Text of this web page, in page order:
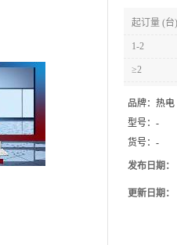
起订量 (台)
1-2
≥2
品牌： 热电
型号： -
货号： -
发布日期：
更新日期：